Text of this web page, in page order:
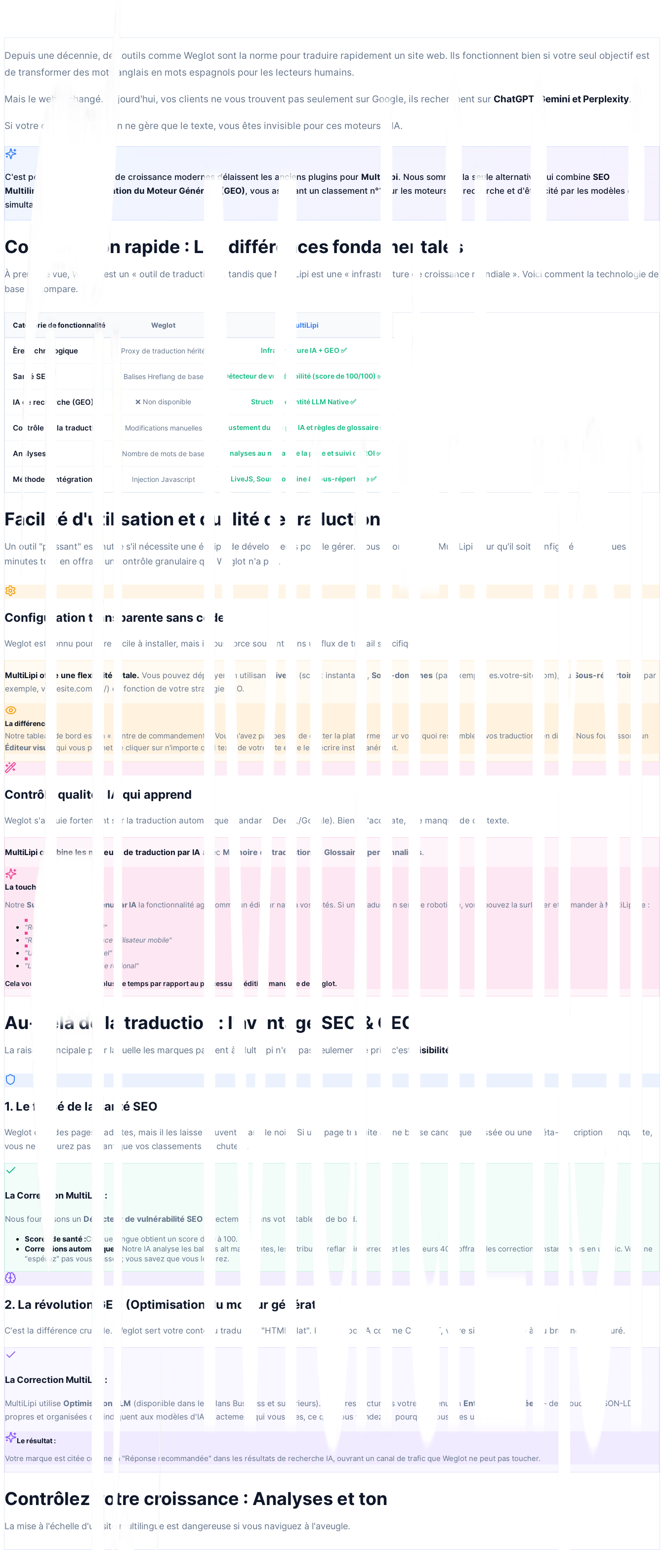
Depuis une décennie, des outils comme Weglot sont la norme pour traduire rapidement un site web. Ils fonctionnent bien si votre seul objectif est
de transformer des mots anglais en mots espagnols pour les lecteurs humains.
Mais le web a changé. Aujourd'hui, vos clients ne vous trouvent pas seulement sur Google, ils recherchent sur ChatGPT, Gemini et Perplexity.
Si votre outil de traduction ne gère que le texte, vous êtes invisible pour ces moteurs d'IA.
C'est pourquoi les équipes de croissance modernes délaissent les anciens plugins pour MultiLipi. Nous sommes la seule alternative qui combine SEO
Multilingue
Optimisation du Moteur Génératif (GEO), vous assurant un classement n°1 sur les moteurs de recherche et d'être cité par les modèles d'IA
simultanément.
Comparaison rapide : Les différences fondamentales
À première vue, Weglot est un « outil de traduction », tandis que MultiLipi est une « infrastructure de croissance mondiale ». Voici comment la technologie de
base se compare.
Catégorie de fonctionnalité Weglot MultiLipi
Ère technologique Proxy de traduction hérité Infrastructure IA + GEO ✅
Santé SEO Balises Hreflang de base Détecteur de vulnérabilité (score de 100/100) ✅
IA de recherche (GEO) ❌ Non disponible Structure d'Entité LLM Native ✅
Contrôle de la traduction Modifications manuelles Ajustement du ton par IA et règles de glossaire ✅
Analyses Nombre de mots de base Analyses au niveau de la page et suivi du ROI ✅
Méthode d'intégration Injection Javascript LiveJS, Sous-domaine & Sous-répertoire ✅
Facilité d'utilisation et qualité de traduction
Un outil "puissant" est inutile s'il nécessite une équipe de développeurs pour le gérer. Nous avons conçu MultiLipi pour qu'il soit configuré en quelques
minutes tout en offrant un contrôle granulaire que Weglot n'a pas.
Configuration transparente sans code
Weglot est connu pour être facile à installer, mais il vous force souvent dans un flux de travail spécifique.
MultiLipi offre une flexibilité totale. Vous pouvez déployer en utilisant LiveJS (script instantané), Sous-domaines (par exemple, es.votre-site.com), ou Sous-répertoires
par
exemple, votresite.com/es/) en fonction de votre stratégie SEO.
La différence :
Notre tableau de bord est un « centre de commandement ». Vous n'avez pas besoin de quitter la plateforme pour voir à quoi ressemblent vos traductions en direct. Nous fournissons un
Éditeur visuel
qui vous permet de cliquer sur n'importe quel texte de votre site et de le réécrire instantanément.
Contrôle qualité : IA qui apprend
Weglot s'appuie fortement sur la traduction automatique standard (DeepL/Google). Bien qu'accurate, elle manque de contexte.
MultiLipi combine les moteurs de traduction par IA avec Mémoire de traduction Glossaires personnalisés.
La touche « humaine » :
Notre Suggestions de contenu par IA la fonctionnalité agit comme un éditeur natif à vos côtés. Si une traduction semble robotique, vous pouvez la surligner et demander à MultiLipi de :
"Rendre ceci plus amical"
"Raccourcir pour l'interface utilisateur mobile"
"Utiliser un ton plus formel"
"Localiser pour le dialecte régional"
Cela vous fait gagner 10 fois plus de temps par rapport au processus d'édition manuelle de Weglot.
Au-delà de la traduction : l'avantage SEO & GEO
La raison principale pour laquelle les marques passent à MultiLipi n'est pas seulement le prix, c'est visibilité
1. Le fossé de la santé SEO
Weglot crée des pages traduites, mais il les laisse souvent "dans le noir". Si une page traduite a une balise canonique cassée ou une méta-description manquante,
vous ne le saurez pas avant que vos classements ne chutent.
La Correction MultiLipi :
Nous fournissons un Détecteur de vulnérabilité SEO directement dans votre tableau de bord.
Scores de santé :Chaque langue obtient un score de 0 à 100.
Corrections automatiques : Notre IA analyse les balises alt manquantes, les attributs Hreflang incorrects et les erreurs 404, offrant des corrections instantanées en un clic. Vous ne
"espérez" pas vous classer ; vous savez que vous le ferez.
2. La révolution GEO (Optimisation du moteur génératif)
C'est la différence cruciale. Weglot sert votre contenu traduit en "HTML plat". Pour un bot IA comme ChatGPT, votre site ressemble à du bruit non structuré.
La Correction MultiLipi :
MultiLipi utilise Optimisation LLM (disponible dans les plans Business et supérieurs). Nous restructurons votre contenu en Entités de données
— des couches JSON-LD
propres et organisées qui indiquent aux modèles d'IA exactement qui vous êtes, ce que vous vendez et pourquoi vous êtes une autorité.
Le résultat :
Votre marque est citée comme la "Réponse recommandée" dans les résultats de recherche IA, ouvrant un canal de trafic que Weglot ne peut pas toucher.
Contrôlez votre croissance : Analyses et ton
La mise à l'échelle d'un site multilingue est dangereuse si vous naviguez à l'aveugle.